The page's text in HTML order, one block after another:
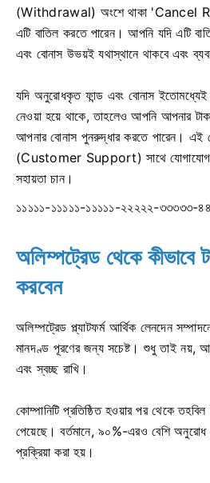
(Withdrawal) অংশে থাকা 'Cancel
এটি বাতিল করতে পারেন। আপনি যদি এটি
এবং বোনাস উভয়ই যথাস্থানে থাকবে এবং
যদি অনুরোধকৃত ফান্ড এবং বোনাস ইতোমধ্যেই
নেওয়া হয়ে থাকে, তাহলেও আপনি আপনার
আপনার বোনাস পুনরুদ্ধার করতে পারেন। এই
(Customer Support) সাথে যোগাযোগ
সহায়তা চান।
১১১১১-১১১১১-১১১১১-২২২২২-৩৩৩৩৩-
অলিম্পট্রেড থেকে কীভাবে
করবেন
অলিম্পট্রেড প্ল্যাটফর্ম আর্থিক লেনদেন
মানদণ্ড পূরণের জন্য সচেষ্ট। শুধু তাই নয়,
এবং স্বচ্ছ রাখি।
কোম্পানিটি প্রতিষ্ঠিত হওয়ার পর থেকে
পেয়েছে। বর্তমানে, ৯০%-এরও বেশি অনুরোধ
প্রক্রিয়া করা হয়।